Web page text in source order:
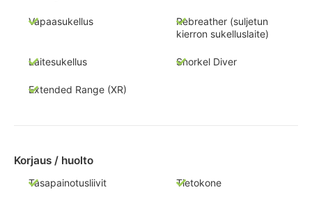
Vapaasukellus
Rebreather (suljetun
kierron sukelluslaite)
Laitesukellus Snorkel Diver
Extended Range (XR)
Korjaus / huolto
Tasapainotusliivit Tietokone